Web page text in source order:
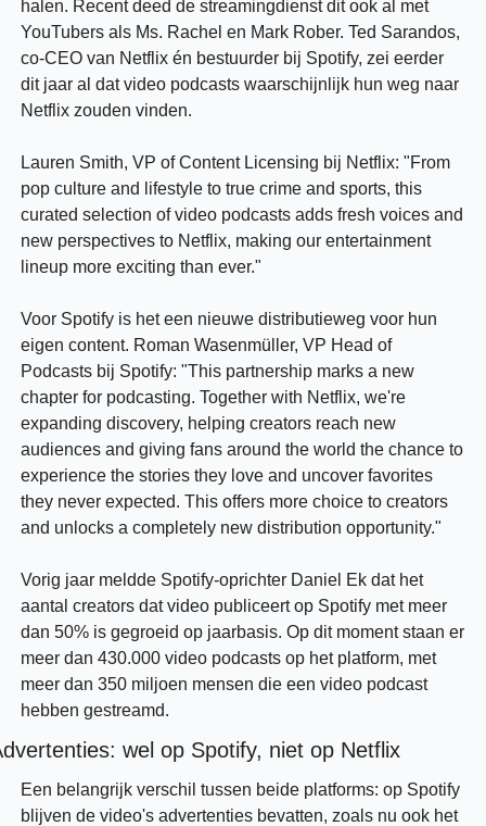
halen. Recent deed de streamingdienst dit ook al met
YouTubers als Ms. Rachel en Mark Rober. Ted Sarandos,
co-CEO van Netflix én bestuurder bij Spotify, zei eerder
dit jaar al dat video podcasts waarschijnlijk hun weg naar
Netflix zouden vinden.
Lauren Smith, VP of Content Licensing bij Netflix: "From
pop culture and lifestyle to true crime and sports, this
curated selection of video podcasts adds fresh voices and
new perspectives to Netflix, making our entertainment
lineup more exciting than ever."
Voor Spotify is het een nieuwe distributieweg voor hun
eigen content. Roman Wasenmüller, VP Head of
Podcasts bij Spotify: "This partnership marks a new
chapter for podcasting. Together with Netflix, we're
expanding discovery, helping creators reach new
audiences and giving fans around the world the chance to
experience the stories they love and uncover favorites
they never expected. This offers more choice to creators
and unlocks a completely new distribution opportunity."
Vorig jaar meldde Spotify-oprichter Daniel Ek dat het
aantal creators dat video publiceert op Spotify met meer
dan 50% is gegroeid op jaarbasis. Op dit moment staan er
meer dan 430.000 video podcasts op het platform, met
meer dan 350 miljoen mensen die een video podcast
hebben gestreamd.
wel op Spotify, niet op Netflix
Een belangrijk verschil tussen beide platforms: op Spotify
blijven de video's advertenties bevatten, zoals nu ook het